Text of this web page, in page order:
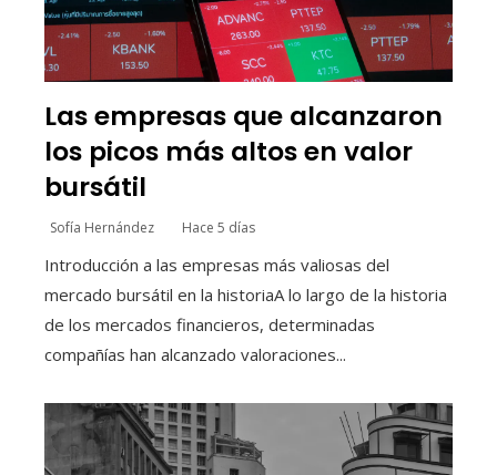
Las empresas que alcanzaron
los picos más altos en valor
bursátil
Sofía Hernández Hace 5 días
Introducción a las empresas más valiosas del
mercado bursátil en la historiaA lo largo de la historia
de los mercados financieros, determinadas
compañías han alcanzado valoraciones...